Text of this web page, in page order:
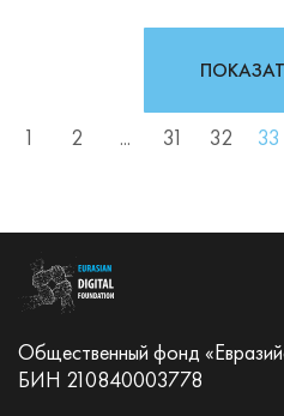
1 2 ... 31 32 33
Общественный фонд
БИН 210840003778